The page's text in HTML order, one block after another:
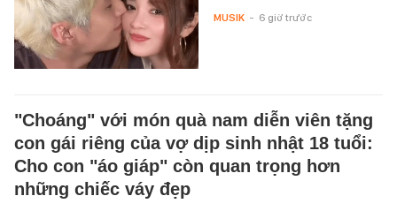
MUSIK - 6 giờ trước
"Choáng" với món quà nam diễn viên tặng
con gái riêng của vợ dịp sinh nhật 18 tuổi:
Cho con "áo giáp" còn quan trọng hơn
những chiếc váy đẹp